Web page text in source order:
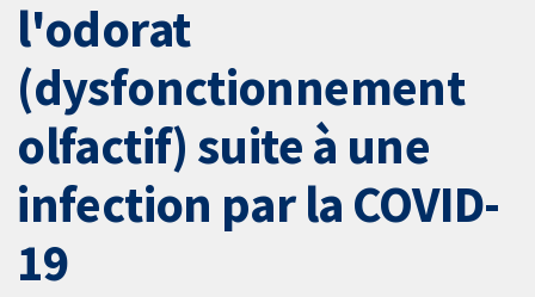
l'odorat
(dysfonctionnement
olfactif) suite à une
infection par la COVID-
19